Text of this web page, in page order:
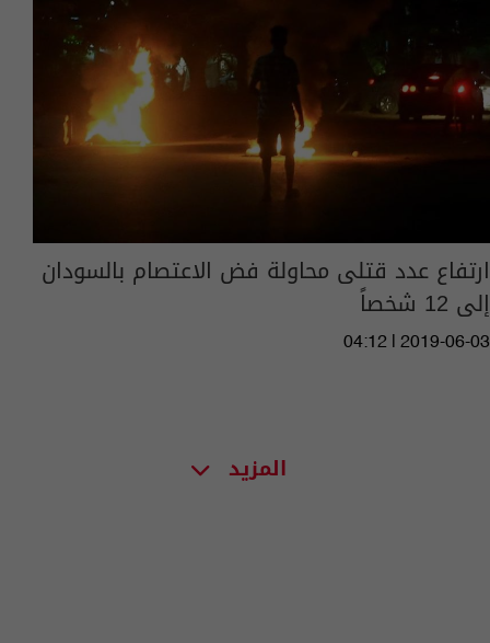
ارتفاع عدد قتلى محاولة فض الاعتصام بالسودان
إلى 12 شخصاً
04:12 | 2019-06-03
المزيد